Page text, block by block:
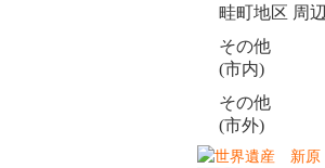
畦町地区 周辺
その他
(市内)
その他
(市外)